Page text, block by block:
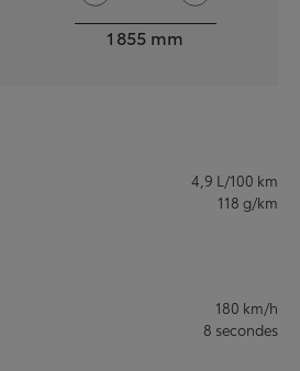
1 855 mm
4,9 L/100 km
118 g/km
180 km/h
8 secondes